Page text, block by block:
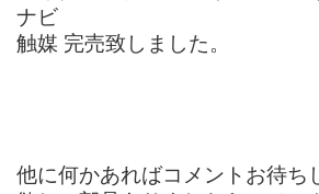
ナビ
触媒 完売致しました。
他に何かあればコメントお待ち